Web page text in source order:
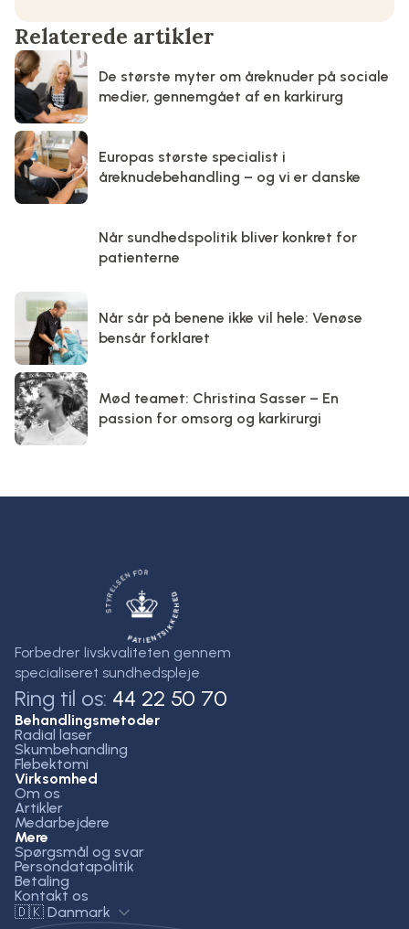
Relaterede artikler
De største myter om åreknuder på sociale
medier, gennemgået af en karkirurg
Europas største specialist i
åreknudebehandling – og vi er danske
Når sundhedspolitik bliver konkret for
patienterne
Når sår på benene ikke vil hele: Venøse
bensår forklaret
Mød teamet: Christina Sasser – En
passion for omsorg og karkirurgi
Forbedrer livskvaliteten gennem
specialiseret sundhedspleje
Ring til os: 44 22 50 70
Behandlingsmetoder
Radial laser
Skumbehandling
Flebektomi
Virksomhed
Om os
Artikler
Medarbejdere
Mere
Spørgsmål og svar
Persondatapolitik
Betaling
Kontakt os
🇩🇰 Danmark